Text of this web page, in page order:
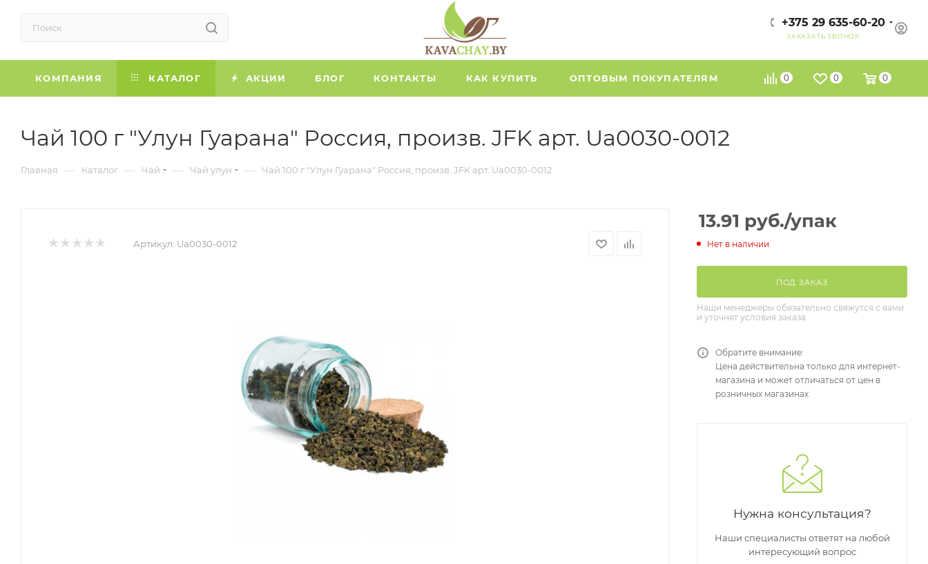
+375 29 635-60-20
ЗАКАЗАТЬ ЗВОНОК
0 0 0
КОМПАНИЯ КАТАЛОГ АКЦИИ БЛОГ КОНТАКТЫ КАК КУПИТЬ ОПТОВЫМ ПОКУПАТЕЛЯМ
Чай 100 г "Улун Гуарана" Россия, произв. JFK арт. Ua0030-0012
Главная — Каталог — Чай — Чай улун — Чай 100 г "Улун Гуарана" Россия, произв. JFK арт. Ua0030-0012
Артикул: Ua0030-0012
13.91 руб./упак
Нет в наличии
ПОД ЗАКАЗ
Наши менеджеры обязательно свяжутся с вами
и уточнят условия заказа
Обратите внимание:
Цена действительна только для интернет-
магазина и может отличаться от цен в
розничных магазинах
Нужна консультация?
Наши специалисты ответят на любой
интересующий вопрос